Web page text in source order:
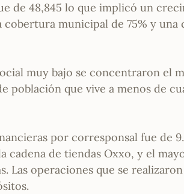
de 48,845 lo que implicó un
municipal de 75% y
muy bajo se concentraron el
población que vive a menos de
por corresponsal fue de
cadena de tiendas Oxxo, y el
Las operaciones que se